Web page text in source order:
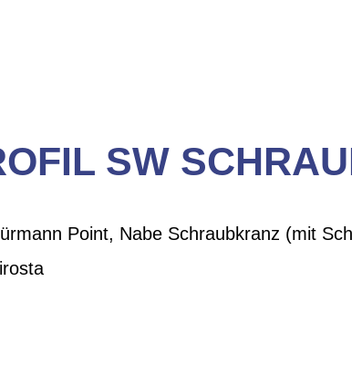
SW
Point, Nabe Schraubkranz (mit